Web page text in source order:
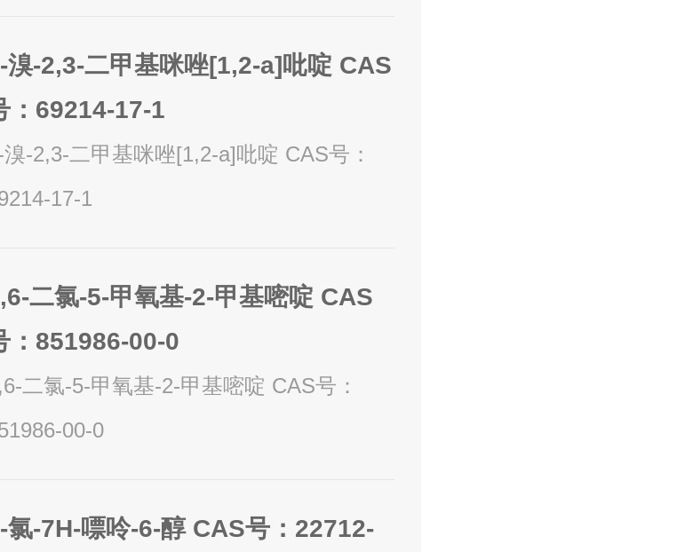
溴-2,3-二甲基咪唑[1,2-a]吡啶 CAS
：69214-17-1
-2,3-二甲基咪唑[1,2-a]吡啶 CAS号：
17-1
二氯-5-甲氧基-2-甲基嘧啶 CAS
：851986-00-0
二氯-5-甲氧基-2-甲基嘧啶 CAS号：
00-0
氯-7H-嘌呤-6-醇 CAS号：22712-